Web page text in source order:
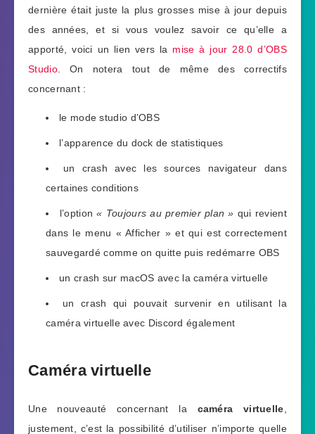
dernière était juste la plus grosses mise à jour depuis
des années, et si vous voulez savoir ce qu’elle a
apporté, voici un lien vers la mise à jour 28.0 d’OBS
Studio. On notera tout de même des correctifs
concernant :
le mode studio d’OBS
l’apparence du dock de statistiques
un crash avec les sources navigateur dans
certaines conditions
l’option« Toujours au premier plan » qui revient
dans le menu « Afficher » et qui est correctement
sauvegardé comme on quitte puis redémarre OBS
un crash sur macOS avec la caméra virtuelle
un crash qui pouvait survenir en utilisant la
caméra virtuelle avec Discord également
Caméra virtuelle
Une nouveauté concernant la caméra virtuelle,
justement, c’est la possibilité d’utiliser n’importe quelle